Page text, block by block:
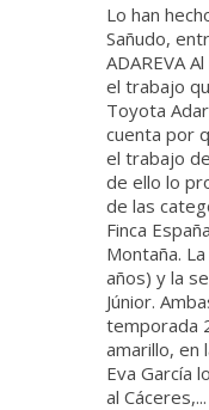
Lo han
Sañudo,
ADAREVA
el trabajo
Toyota
cuenta por
el trabajo
de ello lo
de las
Finca
Montaña.
años) y la
Júnior.
temporada
amarillo, en
Eva García
al Cáceres,...